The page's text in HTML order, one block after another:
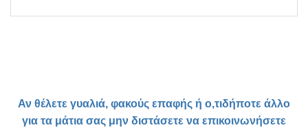
Αν θέλετε γυαλιά, φακούς επαφής ή ο,τιδήποτε άλλο
για τα μάτια σας μην διστάσετε να επικοινωνήσετε